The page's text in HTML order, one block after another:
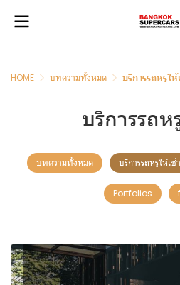
HOME บทความทั้งหมด บริการรถหรูให้
บริการรถห
บทความทั้งหมด บริการรถหรูให้เช่า
Portfolios